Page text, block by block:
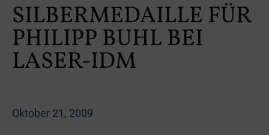
SILBERMEDAILLE FÜR
PHILIPP BUHL BEI
LASER-IDM
Oktober 21, 2009